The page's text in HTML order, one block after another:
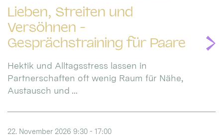
Lieben, Streiten und
Versöhnen -
Gesprächstraining für Paare
Hektik und Alltagsstress lassen in
Partnerschaften oft wenig Raum für Nähe,
Austausch und ...
22. November 2026 9:30 - 17:00